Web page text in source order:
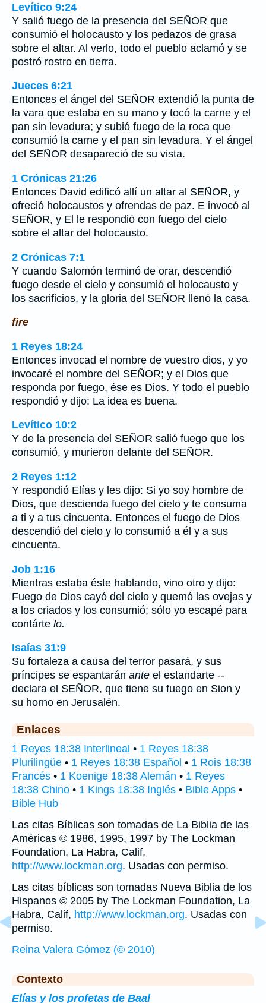
Levítico 9:24
Y salió fuego de la presencia del SEÑOR que
consumió el holocausto y los pedazos de grasa
sobre el altar. Al verlo, todo el pueblo aclamó y se
postró rostro en tierra.
Jueces 6:21
Entonces el ángel del SEÑOR extendió la punta de
la vara que estaba en su mano y tocó la carne y el
pan sin levadura; y subió fuego de la roca que
consumió la carne y el pan sin levadura. Y el ángel
del SEÑOR desapareció de su vista.
1 Crónicas 21:26
Entonces David edificó allí un altar al SEÑOR, y
ofreció holocaustos y ofrendas de paz. E invocó al
SEÑOR, y El le respondió con fuego del cielo
sobre el altar del holocausto.
2 Crónicas 7:1
Y cuando Salomón terminó de orar, descendió
fuego desde el cielo y consumió el holocausto y
los sacrificios, y la gloria del SEÑOR llenó la casa.
fire
1 Reyes 18:24
Entonces invocad el nombre de vuestro dios, y yo
invocaré el nombre del SEÑOR; y el Dios que
responda por fuego, ése es Dios. Y todo el pueblo
respondió y dijo: La idea es buena.
Levítico 10:2
Y de la presencia del SEÑOR salió fuego que los
consumió, y murieron delante del SEÑOR.
2 Reyes 1:12
Y respondió Elías y les dijo: Si yo soy hombre de
Dios, que descienda fuego del cielo y te consuma
a ti y a tus cincuenta. Entonces el fuego de Dios
descendió del cielo y lo consumió a él y a sus
cincuenta.
Job 1:16
Mientras estaba éste hablando, vino otro y dijo:
Fuego de Dios cayó del cielo y quemó las ovejas y
a los criados y los consumió; sólo yo escapé para
contárte lo.
Isaías 31:9
Su fortaleza a causa del terror pasará, y sus
príncipes se espantarán ante el estandarte --
declara el SEÑOR, que tiene su fuego en Sion y
su horno en Jerusalén.
Enlaces
1 Reyes 18:38 Interlineal • 1 Reyes 18:38
Plurilingüe • 1 Reyes 18:38 Español • 1 Rois 18:38
Francés • 1 Koenige 18:38 Alemán • 1 Reyes
18:38 Chino • 1 Kings 18:38 Inglés • Bible Apps •
Bible Hub
Las citas Bíblicas son tomadas de La Biblia de las
Américas © 1986, 1995, 1997 by The Lockman
Foundation, La Habra, Calif,
http://www.lockman.org. Usadas con permiso.
Las citas bíblicas son tomadas Nueva Biblia de los
Hispanos © 2005 by The Lockman Foundation, La
Habra, Calif, http://www.lockman.org. Usadas con
permiso.
Reina Valera Gómez (© 2010)
Contexto
Elías y los profetas de Baal